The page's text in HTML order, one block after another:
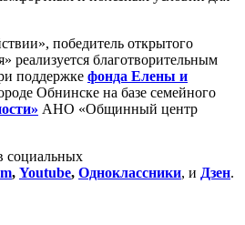
победитель открытого
реализуется благотворительным
поддержке фонда Елены и
Обнинске на базе семейного
АНО «Общинный центр
социальных
, Youtube, Одноклассники, и Дзен.